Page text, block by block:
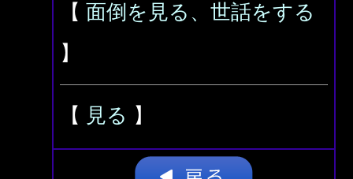
【 面倒を見る、世話をする
】
【 見る 】